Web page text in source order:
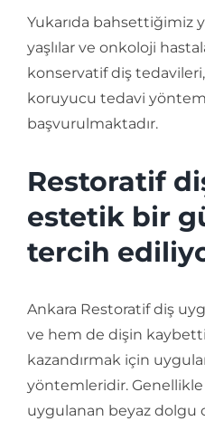
Yukarıda bahsettiğimiz
yaşlılar ve onkoloji
konservatif diş
koruyucu tedavi
başvurulmaktadır.
Restoratif
estetik bir
tercih
Ankara Restoratif diş
ve hem de dişin
kazandırmak için
yöntemleridir.
uygulanan beyaz dolgu